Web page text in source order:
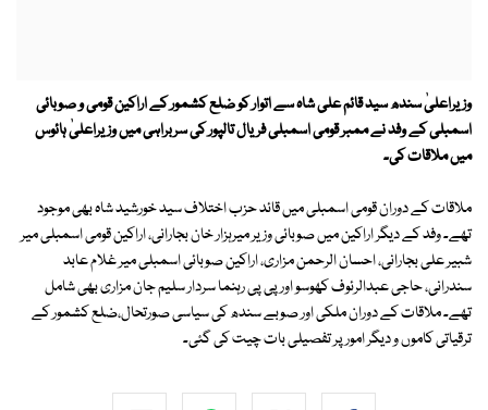
وزیراعلیٰ سندھ سید قائم علی شاہ سے اتوار کو ضلع کشمور کے اراکین قومی و صوبائی
اسمبلی کے وفد نے ممبر قومی اسمبلی فریال تالپور کی سربراہی میں وزیراعلیٰ ہائوس
میں ملاقات کی۔
ملاقات کے دوران قومی اسمبلی میں قائد حزب اختلاف سید خورشید شاہ بھی موجود
تھے۔ وفد کے دیگر اراکین میں صوبائی وزیر میرہزار خان بجارانی، اراکین قومی اسمبلی میر
شبیر علی بجارانی، احسان الرحمن مزاری، اراکین صوبائی اسمبلی میر غلام عابد
سندرانی، حاجی عبدالرئوف کھوسو اور پی پی رہنما سردار سلیم جان مزاری بھی شامل
تھے۔ ملاقات کے دوران ملکی اور صوبے سندھ کی سیاسی صورتحال،ضلع کشمور کے
ترقیاتی کاموں و دیگر امور پر تفصیلی بات چیت کی گئی۔